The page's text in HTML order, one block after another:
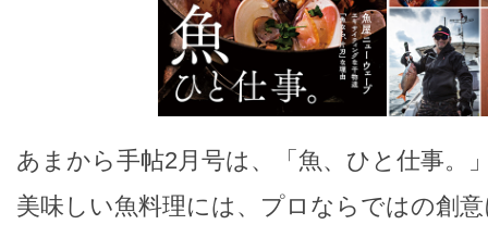
あまから手帖2月号は、「魚、ひと仕事。
美味しい魚料理には、プロならではの創意